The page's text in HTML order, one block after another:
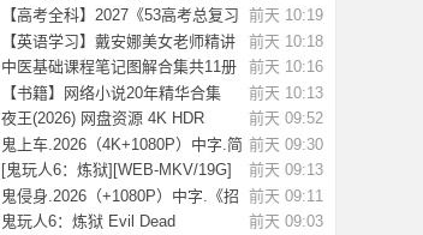
清单》9科
前天 10:19
【高考全科】2027《53高考总复习
A版》9科全
前天 10:18
【英语学习】戴安娜美女老师精讲
《新概念英
前天 10:16
中医基础课程笔记图解合集共11册
前天 10:13
【书籍】网络小说20年精华合集
（都市、悬疑
前天 09:52
夜王(2026) 网盘资源 4K HDR
【6.2G] 国语/
前天 09:30
鬼上车.2026（4K+1080P）中字.简
单直白.生
前天 09:13
[鬼玩人6：炼狱][WEB-MKV/19G]
[英语/中文字
前天 09:11
鬼侵身.2026（+1080P）中字.《招
魂》特效团
前天 09:03
鬼玩人6：炼狱 Evil Dead